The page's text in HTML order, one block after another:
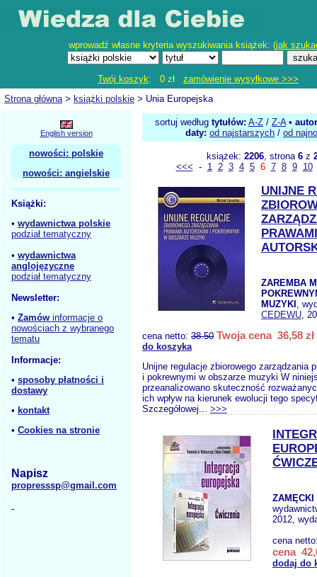
wprowadź własne kryteria wyszukiwania książek: (jak
Twój koszyk: 0 zł zamówienie wysyłkowe >>>
Strona główna> książki polskie > Unia Europejska
English version
nowości: polskie
nowości: angielskie
Książki:
• wydawnictwa polskie
podział tematyczny
• wydawnictwa
anglojęzyczne
podział tematyczny
Newsletter:
• Zamów informacje o
nowościach z wybranego
tematu
Informacje:
• sposoby płatności i
dostawy
• kontakt
• Cookies na stronie
Napisz
propresssp@gmail.com
sortuj według tytułów: A-Z / Z-A•
daty: od najstarszych / od
książek: 2206, strona 6z
<<< - 1 2 3 4 5 6 7 8 9 10
UNIJNE
PRAWAMI
ZAREMBA
MUZYKI ,
CEDEWU,
cena netto: 38.50 Twoja cena 36,58 zł
do koszyka
Unijne regulacje zbiorowego zarządzania
i pokrewnymi w obszarze muzyki W
przeanalizowano skuteczność
ich wpływ na kierunek ewolucji tego
Szczegółowej... >>>
ZAMĘCKI
2012,
cena
cena
dodaj do